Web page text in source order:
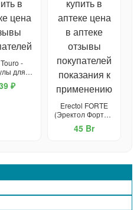
-
для
₽
Erectol FORTE
(Эректол Форте) -
средство для
потенции
45 Br